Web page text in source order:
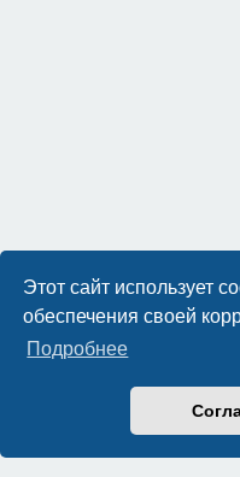
Этот сайт использует
обеспечения своей
Подробнее